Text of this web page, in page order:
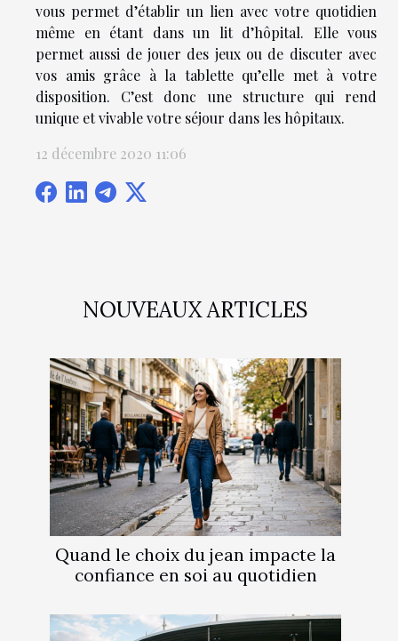
NOUVEAUX ARTICLES
Quand le choix du jean impacte la
confiance en soi au quotidien
vous permet d’établir un lien avec votre quotidien
même en étant dans un lit d’hôpital. Elle vous
permet aussi de jouer des jeux ou de discuter avec
vos amis grâce à la tablette qu’elle met à votre
disposition. C’est donc une structure qui rend
unique et vivable votre séjour dans les hôpitaux.
12 décembre 2020 11:06